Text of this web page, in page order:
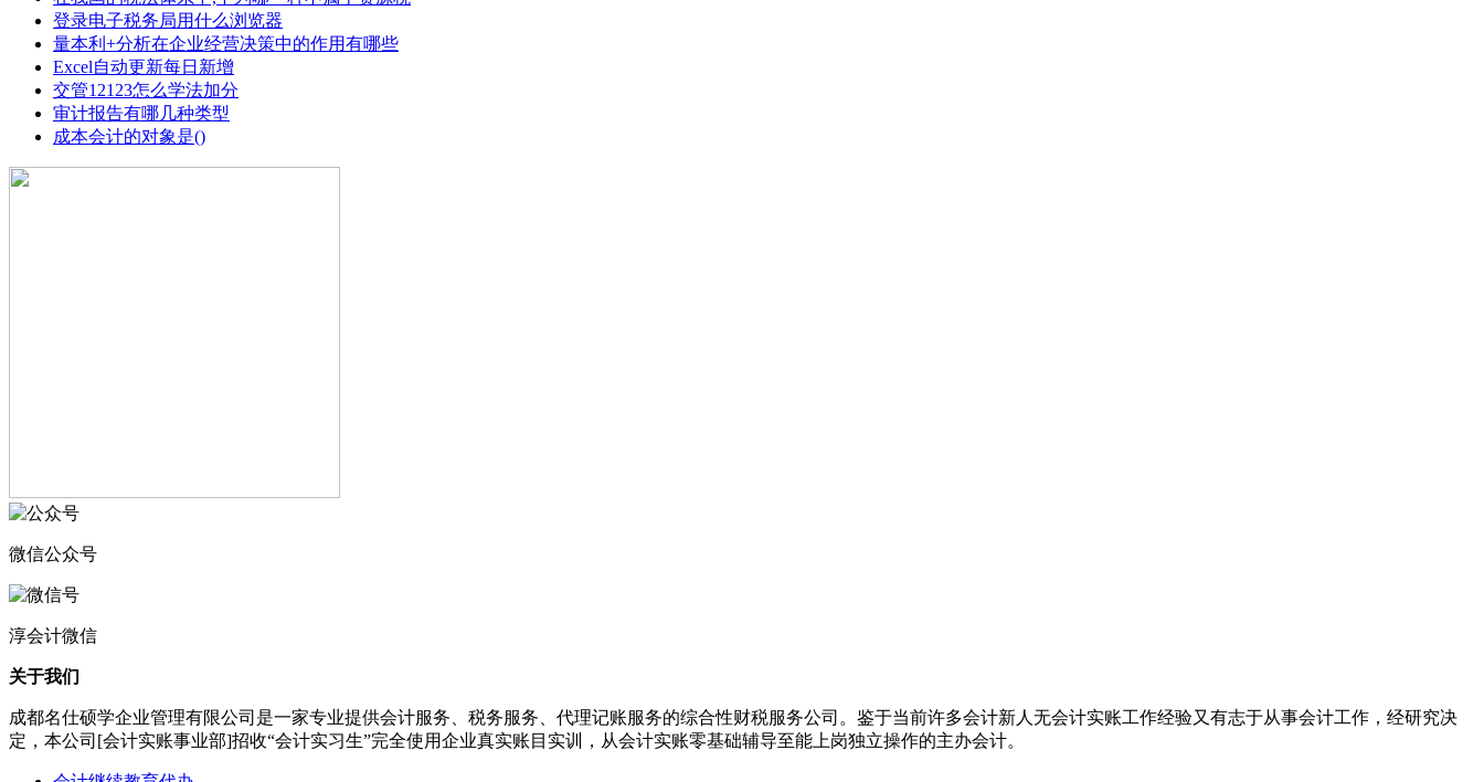
登录电子税务局用什么浏览器
量本利+分析在企业经营决策中的作用有哪些
Excel自动更新每日新增
交管12123怎么学法加分
审计报告有哪几种类型
成本会计的对象是()
微信公众号
淳会计微信
关于我们
成都名仕硕学企业管理有限公司是一家专业提供会计服务、税务服务、代理记账服务的综合性财税服务公司。鉴于当前许多会计新人无会计实账工作经验又有志于从事会计工作，经研究决
定，本公司[会计实账事业部]招收“会计实习生”完全使用企业真实账目实训，从会计实账零基础辅导至能上岗独立操作的主办会计。